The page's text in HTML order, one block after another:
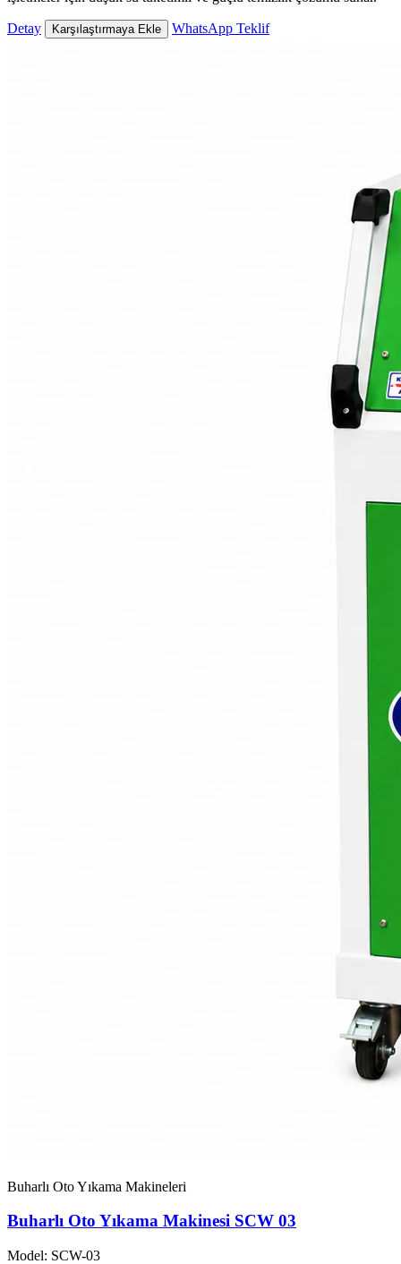
Detay Karşılaştırmaya Ekle WhatsApp Teklif
Buharlı Oto Yıkama Makineleri
Buharlı Oto Yıkama Makinesi SCW 03
Model: SCW-03